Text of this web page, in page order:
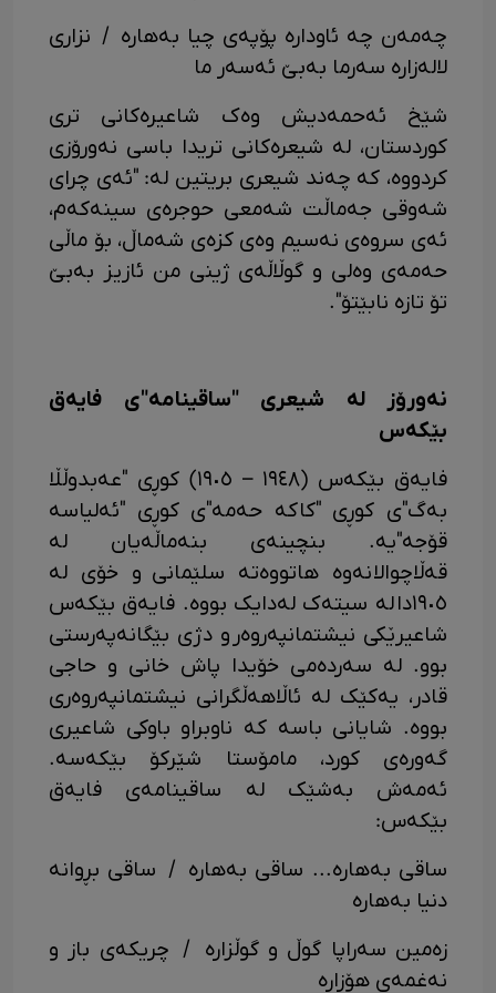
چەمەن چە ئاودارە پۆپەی چیا بەهارە / نزاری
لالەزارە سەرما بەبێ ئەسەر ما
شێخ ئەحمەدیش وەک شاعیرەکانی تری
کوردستان، لە شیعرەکانی تریدا باسی نەورۆزی
کردووە، کە چەند شیعری بریتین لە: "ئەی چرای
شەوقی جەماڵت شەمعی حوجرەی سینەکەم،
ئەی سروەی نەسیم وەی کزەی شەماڵ، بۆ ماڵی
حەمەی وەلی و گوڵاڵەی ژینی من ئازیز بەبێ
تۆ تازە نابێتۆ".
نەورۆز لە شیعری "ساقینامە"ی فایەق
بێکەس
فایەق بێکەس (١٩٤٨ – ١٩٠٥) کوڕی "عەبدوڵڵا
بە‌گ"ی کوڕی "کاکە حە‌مە‌"ی کوڕی "ئە‌لیاسە
قۆجە‌"یە. بنچینە‌ی بنە‌ماڵە‌یان لە
قە‌ڵاچوالانە‌وە ھاتووە‌تە سلێمانی و خۆی لە
١٩٠٥دا لە سیتە‌ک لەدایک بووە. فایەق بێکەس
شاعیرێکی نیشتمانپەروەر و دژی بێگانەپەرستی
بوو. لە سەردەمی خۆیدا پاش خانی و حاجی
قادر، یەکێک لە ئاڵاھەڵگرانی نیشتمانپەروەری
بووە. شایانی باسە کە ناوبراو باوکی شاعیری
گەورەی کورد، مامۆستا شێرکۆ بێکەسە.
ئەمەش بەشێک لە ساقینامەی فایەق
بێکەس:
ساقی بەهارە... ساقی بەهارە / ساقی بڕوانە
دنیا بەهارە
زەمین سەراپا گوڵ و گوڵزارە / چریکەی باز و
نەغمەی هۆزارە